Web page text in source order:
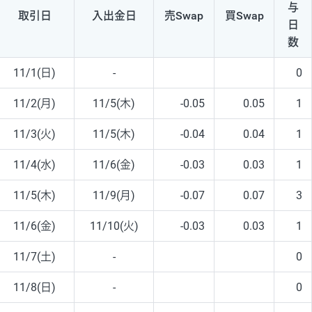
取引日 入出金日 売Swap 買Swap
与
日
数
11/1(日) - 0
11/2(月) 11/5(木) -0.05 0.05 1
11/3(火) 11/5(木) -0.04 0.04 1
11/4(水) 11/6(金) -0.03 0.03 1
11/5(木) 11/9(月) -0.07 0.07 3
11/6(金) 11/10(火) -0.03 0.03 1
11/7(土) - 0
11/8(日) - 0